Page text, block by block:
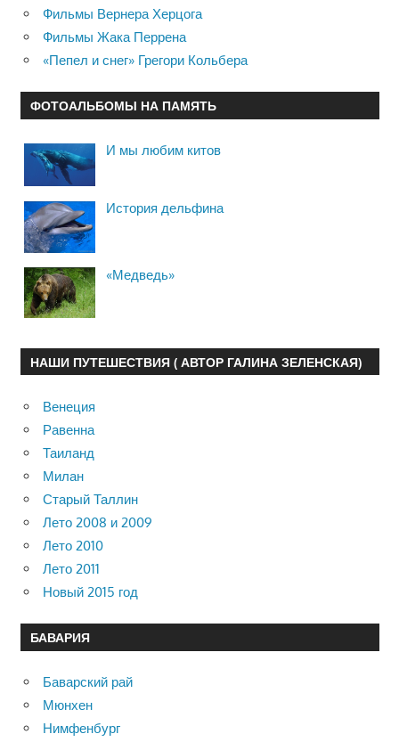
Фильмы Вернера Херцога
Фильмы Жака Перрена
«Пепел и снег» Грегори Кольбера
ФОТОАЛЬБОМЫ НА ПАМЯТЬ
И мы любим китов
История дельфина
«Медведь»
НАШИ ПУТЕШЕСТВИЯ ( АВТОР ГАЛИНА ЗЕЛЕНСКАЯ)
Венеция
Равенна
Таиланд
Милан
Старый Таллин
Лето 2008 и 2009
Лето 2010
Лето 2011
Новый 2015 год
БАВАРИЯ
Баварский рай
Мюнхен
Нимфенбург